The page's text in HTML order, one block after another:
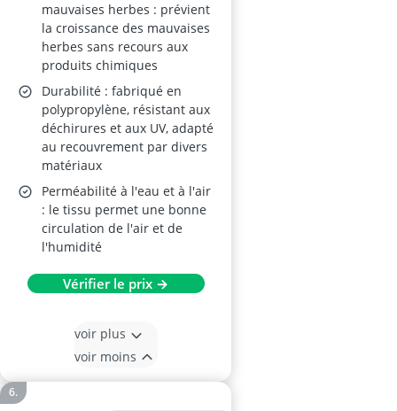
mauvaises herbes : prévient
la croissance des mauvaises
herbes sans recours aux
produits chimiques
Durabilité : fabriqué en
polypropylène, résistant aux
déchirures et aux UV, adapté
au recouvrement par divers
matériaux
Perméabilité à l'eau et à l'air
: le tissu permet une bonne
circulation de l'air et de
l'humidité
Vérifier le prix →
voir plus
voir moins